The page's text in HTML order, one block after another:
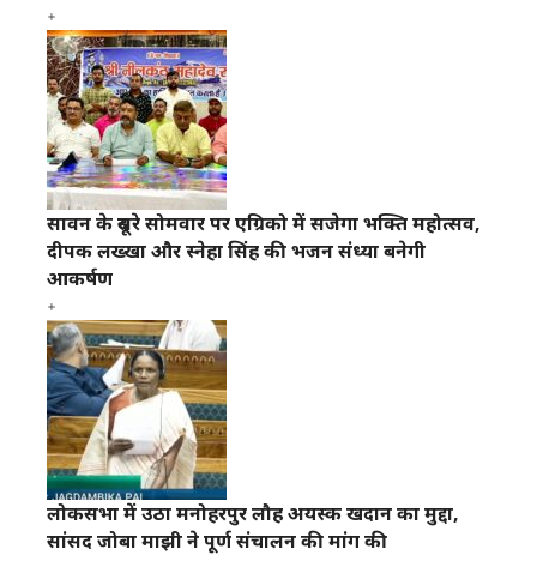
सावन के दूसरे सोमवार पर एग्रिको में सजेगा भक्ति महोत्सव,
दीपक लख्खा और स्नेहा सिंह की भजन संध्या बनेगी
आकर्षण
लोकसभा में उठा मनोहरपुर लौह अयस्क खदान का मुद्दा,
सांसद जोबा माझी ने पूर्ण संचालन की मांग की